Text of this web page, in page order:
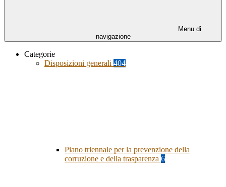
Menu di
navigazione
Categorie
Disposizioni generali 404
Piano triennale per la prevenzione della
corruzione e della trasparenza 6